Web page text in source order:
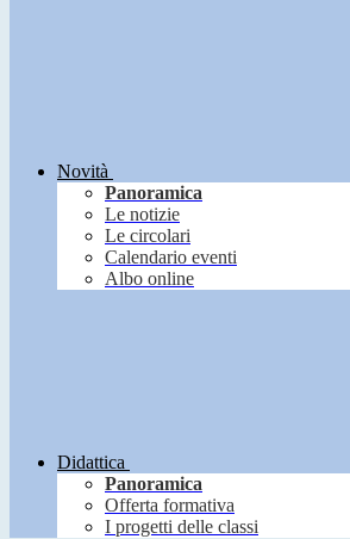
Novità
Panoramica
Le notizie
Le circolari
Calendario eventi
Albo online
Didattica
Panoramica
Offerta formativa
I progetti delle classi